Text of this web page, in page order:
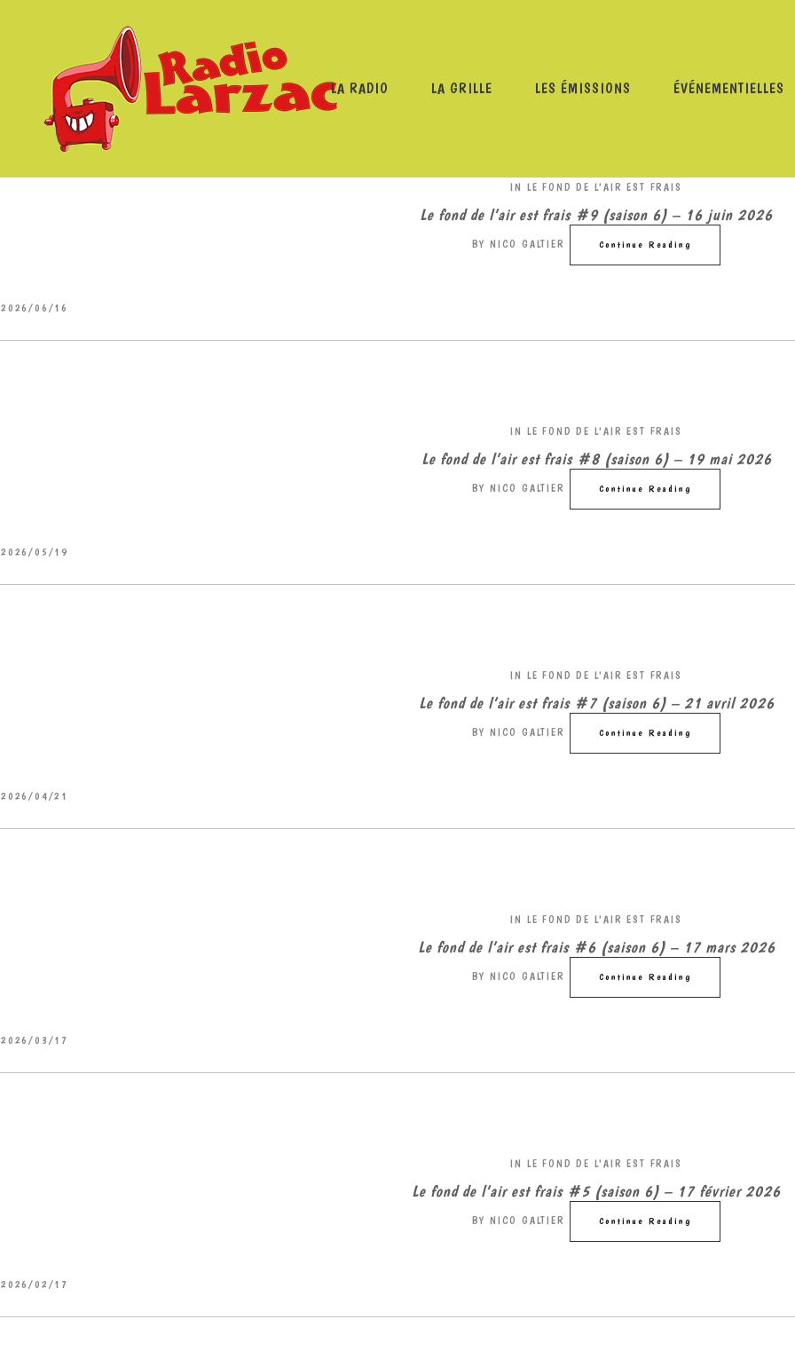
LA RADIO LA GRILLE LES ÉMISSIONS ÉVÉNEMENTIELLES
IN LE FOND DE L'AIR EST FRAIS
Le fond de l’air est frais #9 (saison 6) – 16 juin 2026
BY NICO GALTIER Continue Reading
2026/06/16
IN LE FOND DE L'AIR EST FRAIS
Le fond de l’air est frais #8 (saison 6) – 19 mai 2026
BY NICO GALTIER Continue Reading
2026/05/19
IN LE FOND DE L'AIR EST FRAIS
Le fond de l’air est frais #7 (saison 6) – 21 avril 2026
BY NICO GALTIER Continue Reading
2026/04/21
IN LE FOND DE L'AIR EST FRAIS
Le fond de l’air est frais #6 (saison 6) – 17 mars 2026
BY NICO GALTIER Continue Reading
2026/03/17
IN LE FOND DE L'AIR EST FRAIS
Le fond de l’air est frais #5 (saison 6) – 17 février 2026
BY NICO GALTIER Continue Reading
2026/02/17